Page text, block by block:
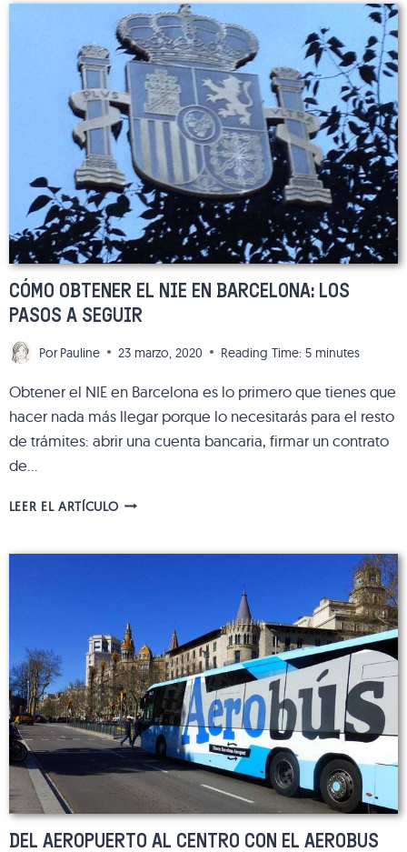
BARCELONA:
NUESTROS
MEJORES
CONSEJOS
PARA
DESCUBRIR
LA
CIUDAD
CÓMO OBTENER EL NIE EN BARCELONA: LOS
PASOS A SEGUIR
Por Pauline 23 marzo, 2020 Reading Time: 5 minutes
Obtener el NIE en Barcelona es lo primero que tienes que
hacer nada más llegar porque lo necesitarás para el resto
de trámites: abrir una cuenta bancaria, firmar un contrato
de…
LEER EL ARTÍCULOCÓMO
NIE
PASOS
A
SEGUIR
DEL AEROPUERTO AL CENTRO CON EL AEROBUS